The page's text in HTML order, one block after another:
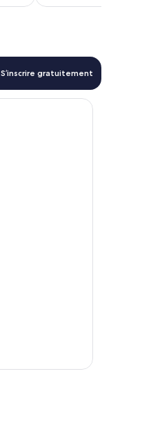
S’inscrire gratuitement